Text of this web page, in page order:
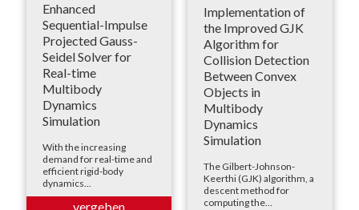
Enhanced
Sequential-Impulse
Projected Gauss-
Seidel Solver for
Real-time
Multibody
Dynamics
Simulation
With the increasing
demand for real-time and
efficient rigid-body
dynamics...
Implementation of
the Improved GJK
Algorithm for
Collision Detection
Between Convex
Objects in
Multibody
Dynamics
Simulation
The Gilbert-Johnson-
Keerthi (GJK) algorithm, a
descent method for
computing the...